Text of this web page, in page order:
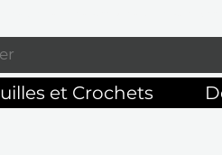
et Crochets